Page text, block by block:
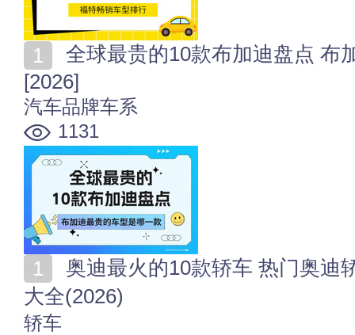
[2026]
汽车品牌车系
1131
大全(2026)
轿车